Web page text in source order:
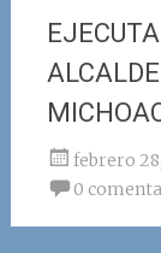
febrero
0